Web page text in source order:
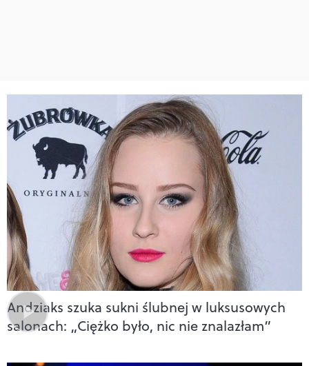
Andziaks szuka sukni ślubnej w luksusowych
salonach: „Ciężko było, nic nie znalazłam”